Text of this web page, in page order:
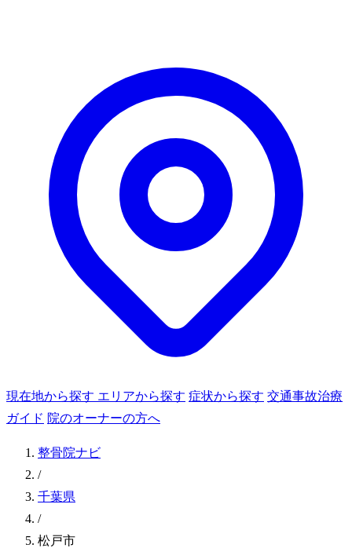
現在地から探す エリアから探す 症状から探す 交通事故治療
ガイド 院のオーナーの方へ
整骨院ナビ
/
千葉県
/
松戸市